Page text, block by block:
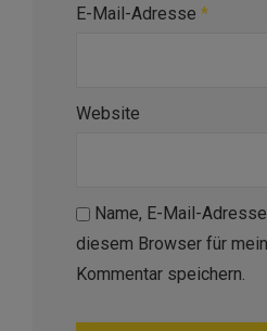
E-Mail-Adresse *
Website
Name, E-Mail-
diesem Browser für
Kommentar speichern.